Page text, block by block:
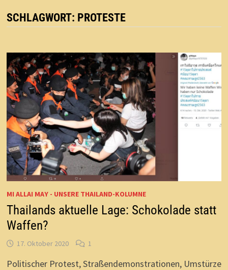
SCHLAGWORT: PROTESTE
MI ALLAI MAY - UNSERE THAILAND-KOLUMNE
Thailands aktuelle Lage: Schokolade statt
Waffen?
17. Oktober 2020 1
Politischer Protest, Straßendemonstrationen, Umstürze